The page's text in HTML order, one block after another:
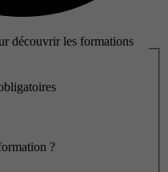
découvrir les formations
?